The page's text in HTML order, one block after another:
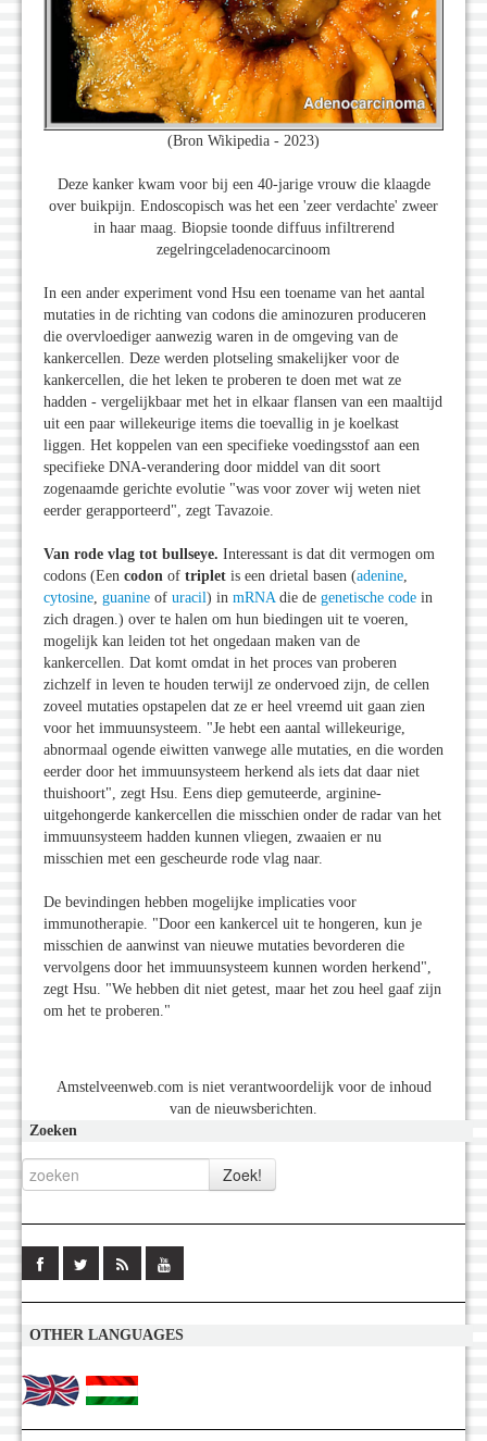
(Bron Wikipedia - 2023)
Deze kanker kwam voor bij een 40-jarige vrouw die klaagde
over buikpijn. Endoscopisch was het een 'zeer verdachte' zweer
in haar maag. Biopsie toonde diffuus infiltrerend
zegelringceladenocarcinoom
In een ander experiment vond Hsu een toename van het aantal
mutaties in de richting van codons die aminozuren produceren
die overvloediger aanwezig waren in de omgeving van de
kankercellen. Deze werden plotseling smakelijker voor de
kankercellen, die het leken te proberen te doen met wat ze
hadden - vergelijkbaar met het in elkaar flansen van een maaltijd
uit een paar willekeurige items die toevallig in je koelkast
liggen. Het koppelen van een specifieke voedingsstof aan een
specifieke DNA-verandering door middel van dit soort
zogenaamde gerichte evolutie "was voor zover wij weten niet
eerder gerapporteerd", zegt Tavazoie.
Van rode vlag tot bullseye. Interessant is dat dit vermogen om
codons (Een codon of triplet is een drietal basen (adenine
cytosine guanine of uracil) in mRNA die de genetische code in
zich dragen.) over te halen om hun biedingen uit te voeren,
mogelijk kan leiden tot het ongedaan maken van de
kankercellen. Dat komt omdat in het proces van proberen
zichzelf in leven te houden terwijl ze ondervoed zijn, de cellen
zoveel mutaties opstapelen dat ze er heel vreemd uit gaan zien
voor het immuunsysteem. "Je hebt een aantal willekeurige,
abnormaal ogende eiwitten vanwege alle mutaties, en die worden
eerder door het immuunsysteem herkend als iets dat daar niet
thuishoort", zegt Hsu. Eens diep gemuteerde, arginine-
uitgehongerde kankercellen die misschien onder de radar van het
immuunsysteem hadden kunnen vliegen, zwaaien er nu
misschien met een gescheurde rode vlag naar.
De bevindingen hebben mogelijke implicaties voor
immunotherapie. "Door een kankercel uit te hongeren, kun je
misschien de aanwinst van nieuwe mutaties bevorderen die
vervolgens door het immuunsysteem kunnen worden herkend",
zegt Hsu. "We hebben dit niet getest, maar het zou heel gaaf zijn
om het te proberen."
Amstelveenweb.com is niet verantwoordelijk voor de inhoud
van de nieuwsberichten.
Zoeken
OTHER LANGUAGES